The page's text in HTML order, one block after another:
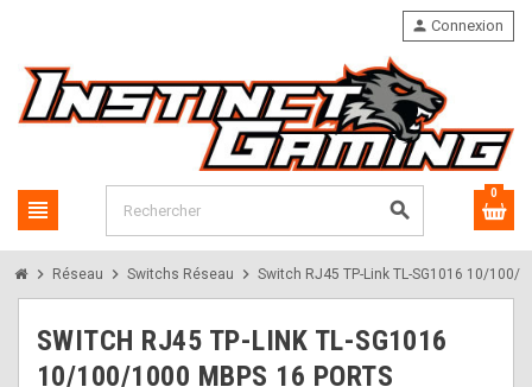
view_headline search
person Connexion
0
chevron_right Réseau chevron_right Switchs Réseau chevron_right Switch RJ45 TP-Link TL-SG1016 10/100/
SWITCH RJ45 TP-LINK TL-SG1016
10/100/1000 MBPS 16 PORTS